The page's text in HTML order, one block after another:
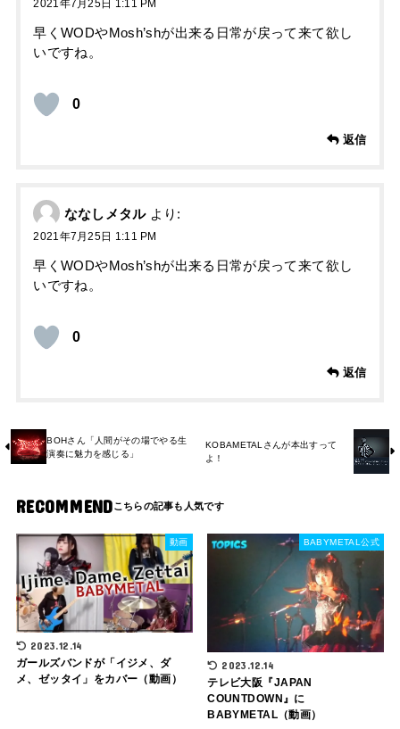
2021年7月25日 1:11 PM
早くWODやMosh’shが出来る日常が戻って来て欲し
いですね。
0
返信
ななしメタル より:
2021年7月25日 1:11 PM
早くWODやMosh’shが出来る日常が戻って来て欲し
いですね。
0
返信
BOHさん「人間がその場でやる生
演奏に魅力を感じる」
KOBAMETALさんが本出すって
よ！
RECOMMEND
動画
2023.12.14
ガールズバンドが「イジメ、ダ
メ、ゼッタイ」をカバー（動画）
BABYMETAL公式
2023.12.14
テレビ大阪『JAPAN
COUNTDOWN』に
BABYMETAL（動画）